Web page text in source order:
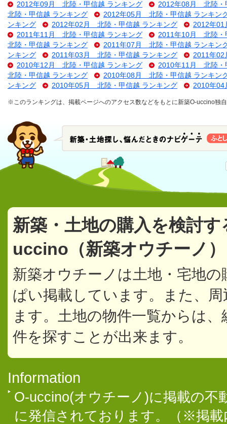
2012年09月 北陸・甲信越 ランキング
2012年08月 北陸・
北陸・甲信越 ランキング
2012年05月 北陸・甲信越 ランキン
ンキング
2012年02月 北陸・甲信越 ランキング
2012年
2011年11月 北陸・甲信越 ランキング
2011年10月 北陸・
北陸・甲信越 ランキング
2011年07月 北陸・甲信越 ランキン
ンキング
2011年03月 北陸・甲信越 ランキング
2011年
2010年12月 北陸・甲信越 ランキング
2010年11月 北陸・
北陸・甲信越 ランキング
2010年08月 北陸・甲信越 ランキン
ンキング
2010年05月 北陸・甲信越 ランキング 2010年
※このランキングは、掲載ページへのアクセス数などをもとに新築O-uccino独
新築・土地の購入を検討
uccino（新築オウチーノ
新築オウチーノは土地・宅地
ぱい掲載しています。また、
ます。土地の物件一覧からは
件を探すことが出来ます。
Information
O-uccino(オウチーノ)に掲載の不
に発信されております。（※掲